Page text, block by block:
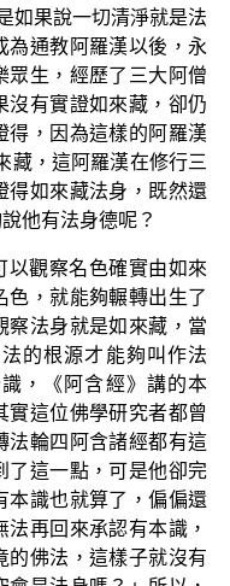
如果說一切清淨就是法
為通教阿羅漢以後，永
眾生，經歷了三大阿僧
沒有實證如來藏，卻仍
得，因為這樣的阿羅漢
藏，這阿羅漢在修行三
得如來藏法身，既然還
他有法身德呢？
以觀察名色確實由如來
色，就能夠輾轉出生了
察法身就是如來藏，當
的根源才能夠叫作法
，《阿含經》講的本
實這位佛學研究者都曾
法輪四阿含諸經都有這
了這一點，可是他卻完
本識也就算了，偏偏還
再回來承認有本識，
的佛法，這樣子就沒有